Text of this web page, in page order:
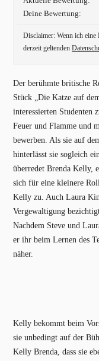
Deine Bewertung:
Disclaimer: Wenn ich eine
derzeit geltenden
Der berühmte britische
Stück „Die Katze auf
interessierten Studenten
Feuer und Flamme und
bewerben. Als sie auf
hinterlässt sie sogleich
überredet Brenda Kelly,
sich für eine kleinere
Kelly zu. Auch Laura
Vergewaltigung
Nachdem Steve und
er ihr beim Lernen des
näher.
Kelly bekommt beim
sie unbedingt auf der
Kelly Brenda, dass sie